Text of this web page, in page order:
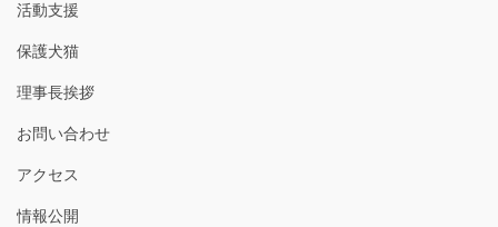
活動支援
保護犬猫
理事長挨拶
お問い合わせ
アクセス
情報公開